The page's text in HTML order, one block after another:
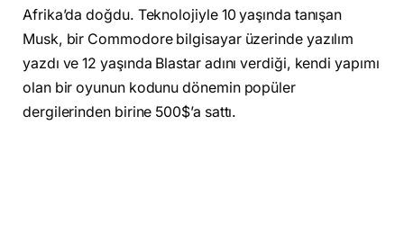
Afrika’da doğdu. Teknolojiyle 10 yaşında tanışan
Musk, bir Commodore bilgisayar üzerinde yazılım
yazdı ve 12 yaşında Blastar adını verdiği, kendi yapımı
olan bir oyunun kodunu dönemin popüler
dergilerinden birine 500$’a sattı.